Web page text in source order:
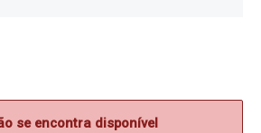
se encontra disponível